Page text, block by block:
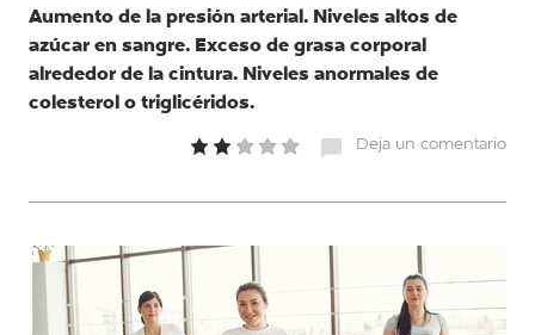
Aumento de la presión arterial. Niveles altos de
azúcar en sangre. Exceso de grasa corporal
alrededor de la cintura. Niveles anormales de
colesterol o triglicéridos.
Deja un comentario